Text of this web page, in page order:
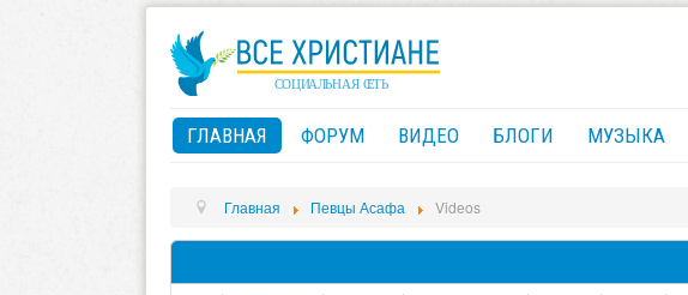
ГЛАВНАЯ ФОРУМ ВИДЕО БЛОГИ МУЗЫКА
Главная Певцы Асафа Videos